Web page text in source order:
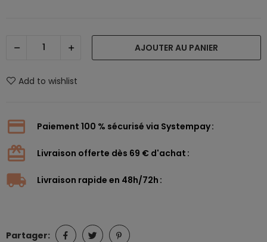
AJOUTER AU PANIER
Add to wishlist
Paiement 100 % sécurisé via Systempay
Livraison offerte dès 69 € d'achat
Livraison rapide en 48h/72h
Partager: